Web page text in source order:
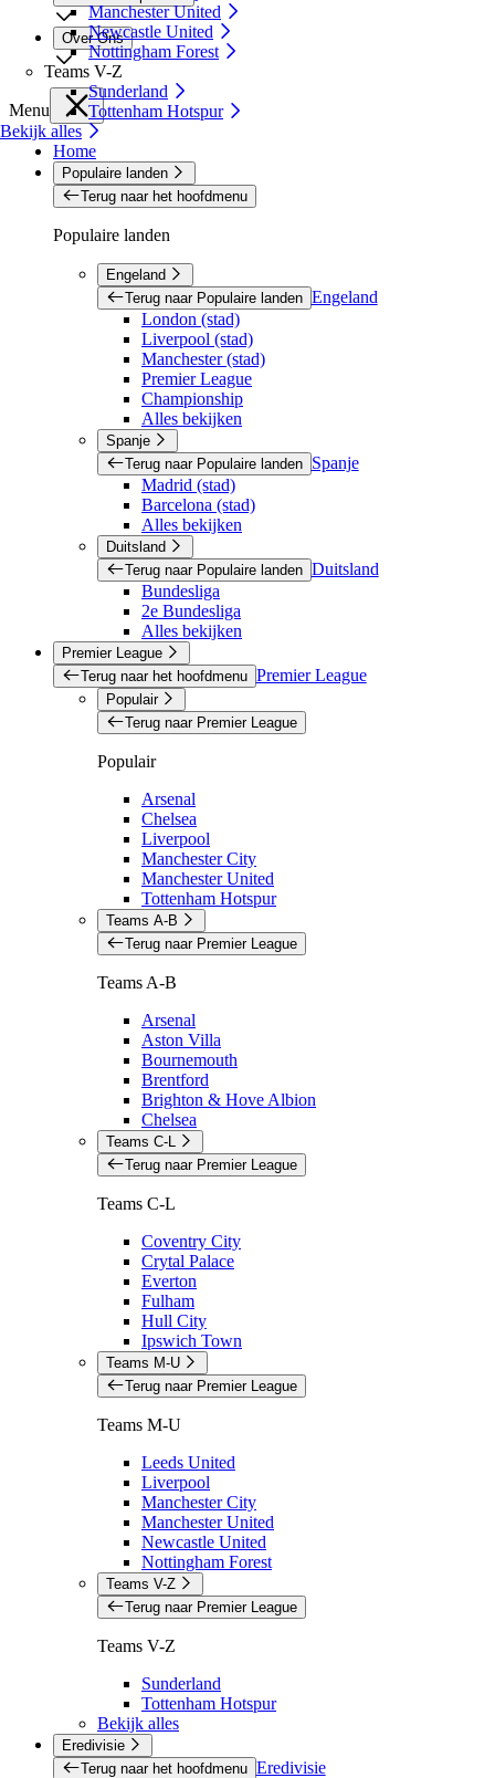
Manchester United
Newcastle United
Nottingham Forest
Teams V-Z
Sunderland
Tottenham Hotspur
Bekijk alles
Over Ons
Menu
Home
Populaire landen
Terug naar het hoofdmenu
Populaire landen
Engeland
Terug naar Populaire landen Engeland
London (stad)
Liverpool (stad)
Manchester (stad)
Premier League
Championship
Alles bekijken
Spanje
Terug naar Populaire landen
Spanje
Madrid (stad)
Barcelona (stad)
Alles bekijken
Duitsland
Terug naar Populaire landen Duitsland
Bundesliga
2e Bundesliga
Alles bekijken
Premier League
Terug naar het hoofdmenu Premier League
Populair
Terug naar Premier League
Populair
Arsenal
Chelsea
Liverpool
Manchester City
Manchester United
Tottenham Hotspur
Teams A-B
Terug naar Premier League
Teams A-B
Arsenal
Aston Villa
Bournemouth
Brentford
Brighton & Hove Albion
Chelsea
Teams C-L
Terug naar Premier League
Teams C-L
Coventry City
Crytal Palace
Everton
Fulham
Hull City
Ipswich Town
Teams M-U
Terug naar Premier League
Teams M-U
Leeds United
Liverpool
Manchester City
Manchester United
Newcastle United
Nottingham Forest
Teams V-Z
Terug naar Premier League
Teams V-Z
Sunderland
Tottenham Hotspur
Bekijk alles
Eredivisie
Terug naar het hoofdmenu Eredivisie